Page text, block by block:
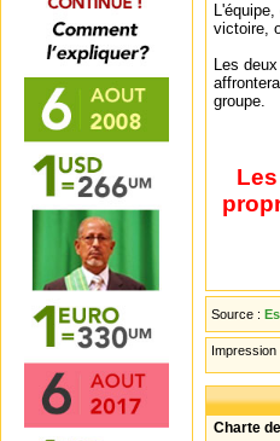
victoire,
Les
groupe.
Source :
Impression
Charte